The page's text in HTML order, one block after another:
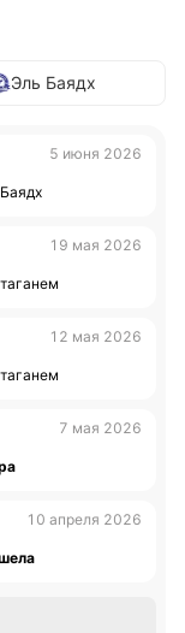
Эль Баядх
5 июня 2026
19 мая 2026
12 мая 2026
7 мая 2026
10 апреля 2026